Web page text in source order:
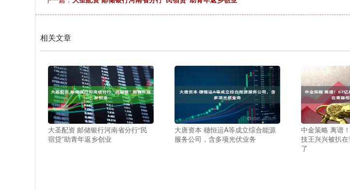
相关文章
大圣配资 邮储银行河南省分行“民
宿贷”助青年返乡创业
大唐资本 穗恒运A等成立综合能源
服务公司，含多项光伏业务
中金策略 离谱
技王兴兴被扒
了